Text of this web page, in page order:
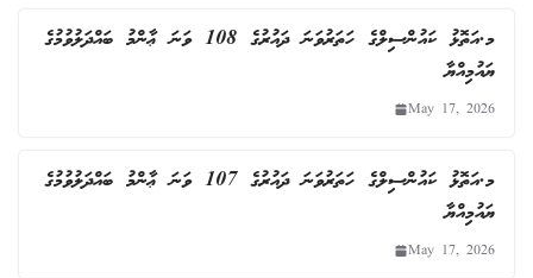
މ.އަތޮޅު ކައުންސިލްގެ ހަތަރުވަނަ ދައުރުގެ 108 ވަނަ ޢާންމު ބައްދަލުވުމުގެ
ޔައުމިއްޔާ
May 17, 2026
މ.އަތޮޅު ކައުންސިލްގެ ހަތަރުވަނަ ދައުރުގެ 107 ވަނަ ޢާންމު ބައްދަލުވުމުގެ
ޔައުމިއްޔާ
May 17, 2026